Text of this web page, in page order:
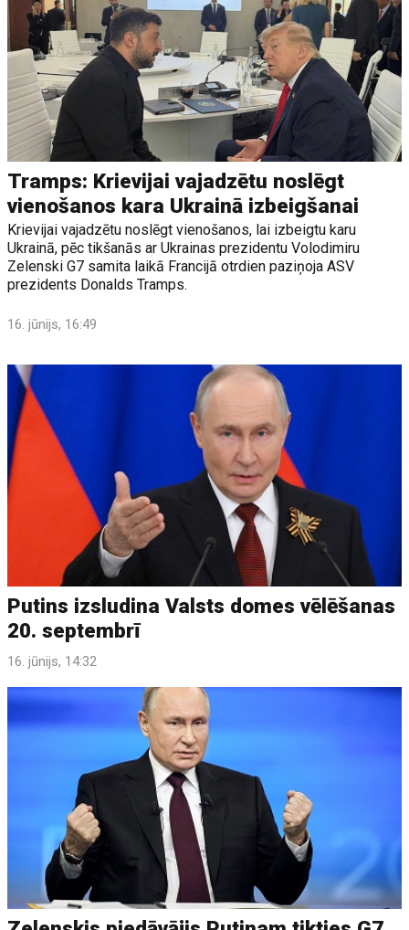
Tramps: Krievijai vajadzētu noslēgt
vienošanos kara Ukrainā izbeigšanai
Krievijai vajadzētu noslēgt vienošanos, lai izbeigtu karu
Ukrainā, pēc tikšanās ar Ukrainas prezidentu Volodimiru
Zelenski G7 samita laikā Francijā otrdien paziņoja ASV
prezidents Donalds Tramps.
16. jūnijs, 16:49
Putins izsludina Valsts domes vēlēšanas
20. septembrī
16. jūnijs, 14:32